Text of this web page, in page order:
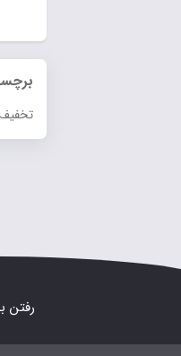
برچسب‌های
تخفیف کتاب ,
رفتن به